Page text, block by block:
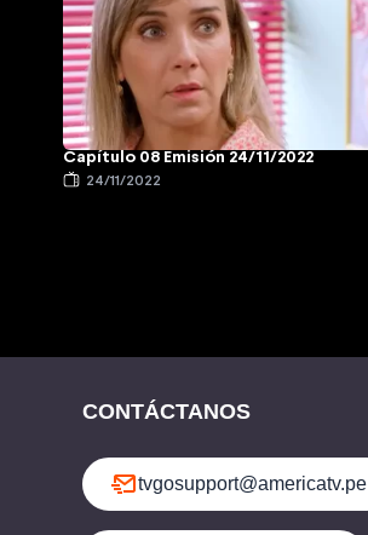
Capítulo 08 Emisión 24/11/2022
24/11/2022
CONTÁCTANOS
tvgosupport@americatv.pe